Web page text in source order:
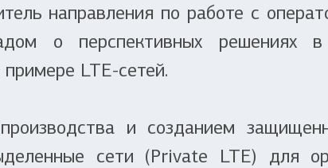
направления по работе с
о перспективных решениях
LTE-сетей.
и созданием
сети (Private LTE) для